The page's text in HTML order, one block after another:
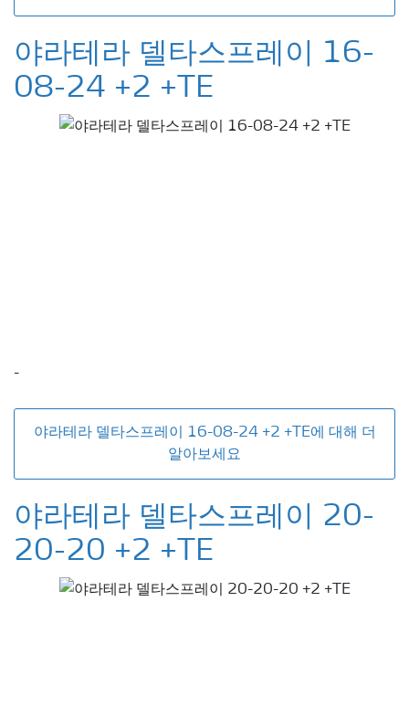
야라테라 델타스프레이 16-
08-24 +2 +TE
-
야라테라 델타스프레이 16-08-24 +2 +TE에 대해 더
알아보세요
야라테라 델타스프레이 20-
20-20 +2 +TE